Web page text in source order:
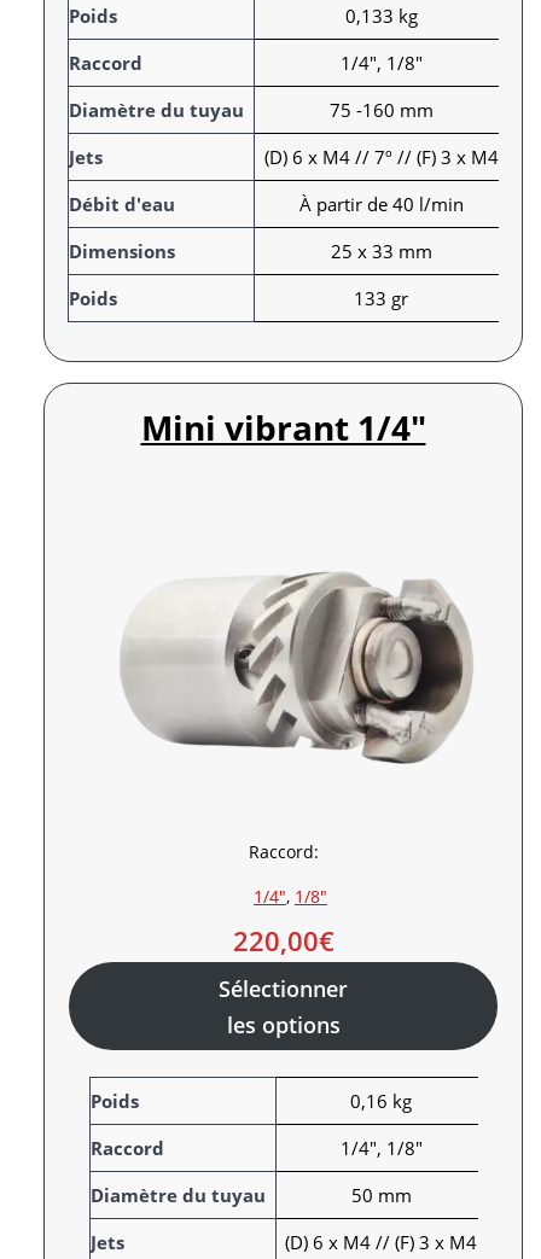
A
t
t
r
i
b
u
t
s
a
l
e
u
r
Poids
0,133 kg
Raccord
1/4", 1/8"
Diamètre du tuyau
75 -160 mm
Jets
(D) 6 x M4 // 7º // (F) 3 x M4
Débit d'eau
À partir de 40 l/min
Dimensions
25 x 33 mm
Poids
133 gr
Mini vibrant 1/4″
Raccord:
1/4″, 1/8″
220,00€
Sélectionner
les options
A
t
t
r
i
b
a
l
Poids
0,16 kg
Raccord
1/4", 1/8"
Diamètre du tuyau
50 mm
Jets
(D) 6 x M4 // (F) 3 x M4